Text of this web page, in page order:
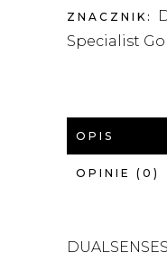
ZNACZNIK:
Specialist
OPIS
OPINIE (0)